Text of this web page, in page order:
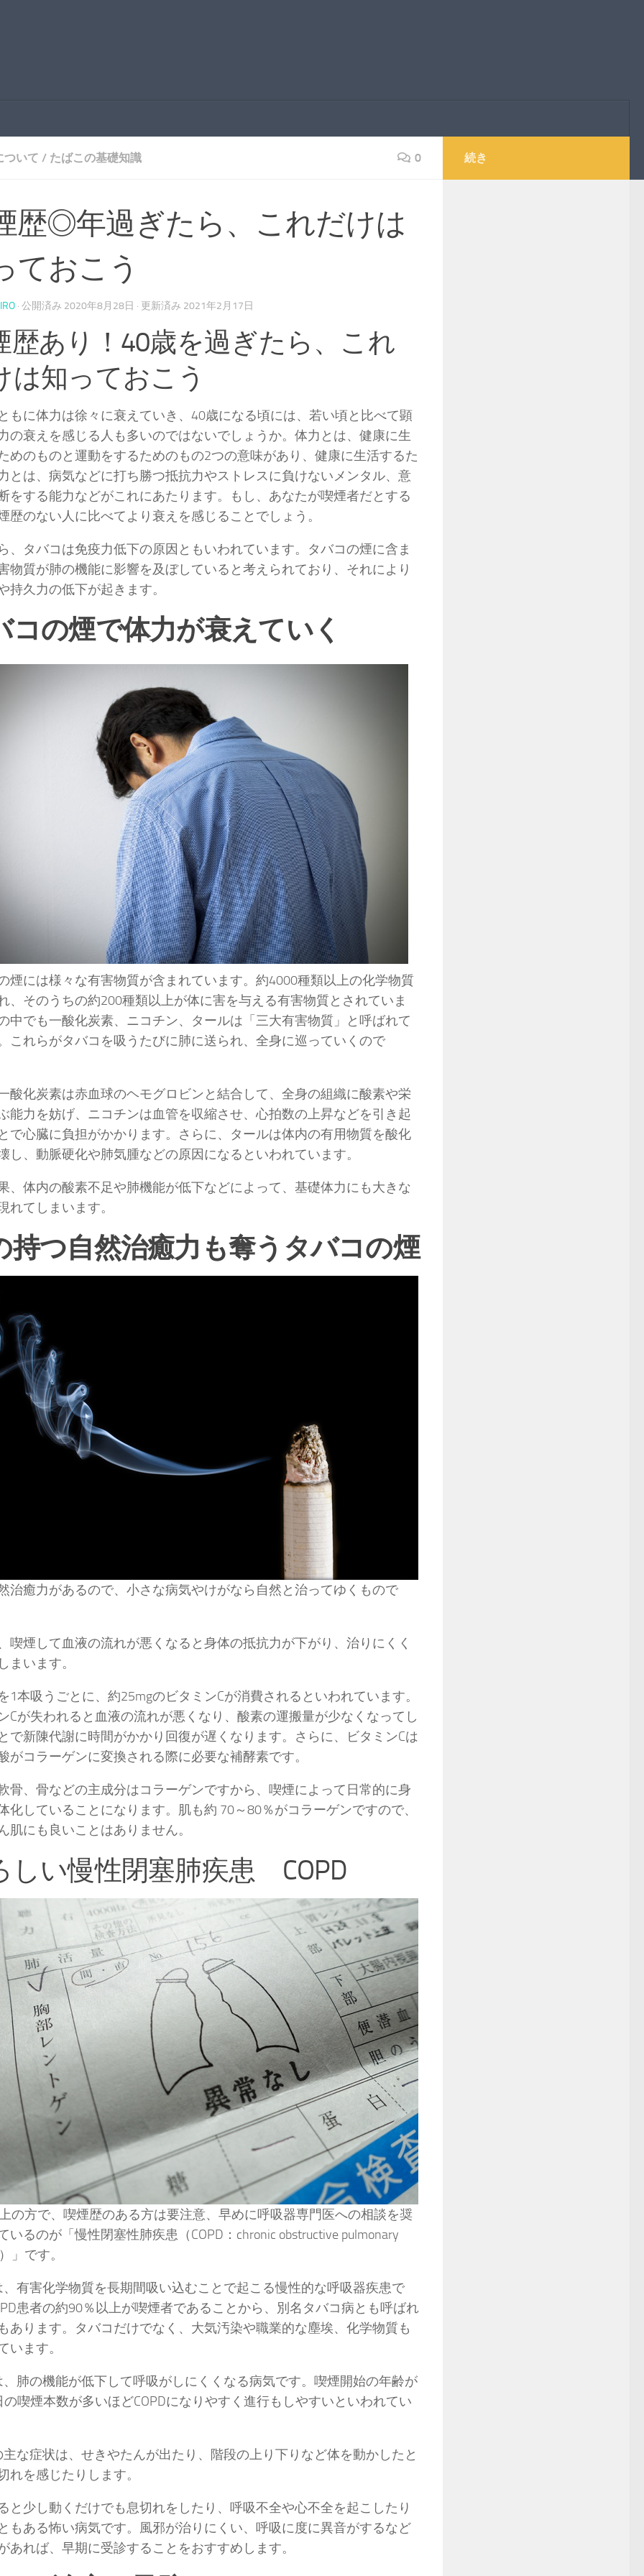
ついて / たばこの基礎知識 0
歴◎年過ぎたら、これだけは
ておこう
· 公開済み 2020年8月28日 · 更新済み 2021年2月17日
歴あり！40歳を過ぎたら、これ
は知っておこう
もに体力は徐々に衰えていき、40歳になる頃には、若い頃と比べて顕
の衰えを感じる人も多いのではないでしょうか。体力とは、健康に生
めのものと運動をするためのもの2つの意味があり、健康に生活するた
とは、病気などに打ち勝つ抵抗力やストレスに負けないメンタル、意
をする能力などがこれにあたります。もし、あなたが喫煙者だとする
歴のない人に比べてより衰えを感じることでしょう。
、タバコは免疫力低下の原因ともいわれています。タバコの煙に含ま
物質が肺の機能に影響を及ぼしていると考えられており、それにより
持久力の低下が起きます。
コの煙で体力が衰えていく
煙には様々な有害物質が含まれています。約4000種類以上の化学物質
、そのうちの約200種類以上が体に害を与える有害物質とされていま
中でも一酸化炭素、ニコチン、タールは「三大有害物質」と呼ばれて
これらがタバコを吸うたびに肺に送られ、全身に巡っていくので
酸化炭素は赤血球のヘモグロビンと結合して、全身の組織に酸素や栄
能力を妨げ、ニコチンは血管を収縮させ、心拍数の上昇などを引き起
で心臓に負担がかかります。さらに、タールは体内の有用物質を酸化
し、動脈硬化や肺気腫などの原因になるといわれています。
、体内の酸素不足や肺機能が低下などによって、基礎体力にも大きな
れてしまいます。
持つ自然治癒力も奪うタバコの煙
治癒力があるので、小さな病気やけがなら自然と治ってゆくもので
喫煙して血液の流れが悪くなると身体の抵抗力が下がり、治りにくく
まいます。
1本吸うごとに、約25mgのビタミンCが消費されるといわれています。
Cが失われると血液の流れが悪くなり、酸素の運搬量が少なくなってし
で新陳代謝に時間がかかり回復が遅くなります。さらに、ビタミンCは
がコラーゲンに変換される際に必要な補酵素です。
骨、骨などの主成分はコラーゲンですから、喫煙によって日常的に身
化していることになります。肌も約 70～80％がコラーゲンですので、
肌にも良いことはありません。
しい慢性閉塞肺疾患 COPD
の方で、喫煙歴のある方は要注意、早めに呼吸器専門医への相談を奨
いるのが「慢性閉塞性肺疾患（COPD：chronic obstructive pulmonary
」です。
、有害化学物質を長期間吸い込むことで起こる慢性的な呼吸器疾患で
患者の約90％以上が喫煙者であることから、別名タバコ病とも呼ばれ
あります。タバコだけでなく、大気汚染や職業的な塵埃、化学物質も
います。
、肺の機能が低下して呼吸がしにくくなる病気です。喫煙開始の年齢が
の喫煙本数が多いほどCOPDになりやすく進行もしやすいといわれてい
主な症状は、せきやたんが出たり、階段の上り下りなど体を動かしたと
れを感じたりします。
と少し動くだけでも息切れをしたり、呼吸不全や心不全を起こしたり
もある怖い病気です。風邪が治りにくい、呼吸に度に異音がするなど
あれば、早期に受診することをおすすめします。
続き